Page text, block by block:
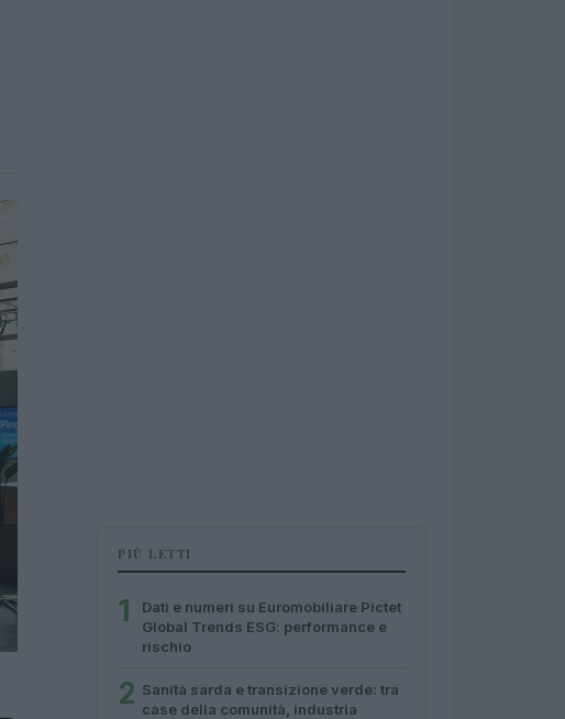
PIÙ LETTI
1
Dati e numeri su Euromobiliare Pictet
Global Trends ESG: performance e
rischio
2 Sanità sarda e transizione verde: tra
case della comunità, industria